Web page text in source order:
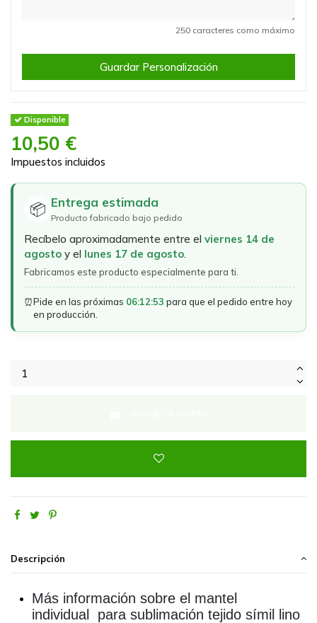
250 caracteres como máximo
Guardar Personalización
Disponible
10,50 €
Impuestos incluidos
📦 Entrega estimada
Producto fabricado bajo pedido
Recíbelo aproximadamente entre el viernes 14 de
agosto y el lunes 17 de agosto.
Fabricamos este producto especialmente para ti.
⏰Pide en las próximas 06:12:53 para que el pedido entre hoy
en producción.
Descripción
Más información sobre el mantel
individual para sublimación tejido símil lino